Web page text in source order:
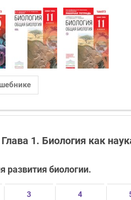
1. Биология как
развития биологии.
3 4